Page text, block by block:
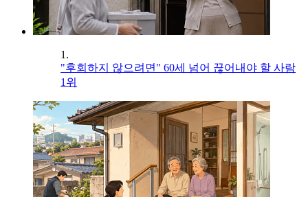
1.
"후회하지 않으려면" 60세 넘어 끊어내야 할 사람
1위